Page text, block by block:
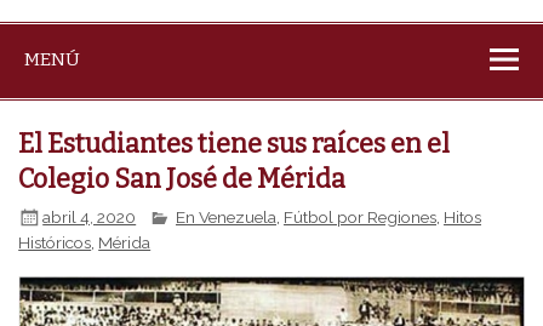
MENÚ
El Estudiantes tiene sus raíces en el
Colegio San José de Mérida
abril 4, 2020 En Venezuela Fútbol por Regiones Hitos
Históricos, Mérida